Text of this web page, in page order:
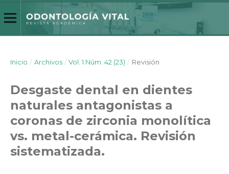
Inicio / Archivos / Vol. 1 Núm. 42 (23) / Revisión
Desgaste dental en dientes
naturales antagonistas a
coronas de zirconia monolítica
vs. metal-cerámica. Revisión
sistematizada.